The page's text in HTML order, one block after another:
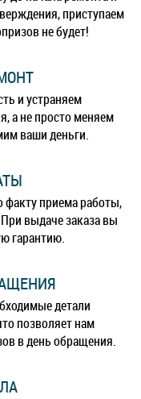
приступаем
не будет!
и устраняем
а не просто меняем
ваши деньги.
факту приема работы,
выдаче заказа вы
гарантию.
детали
позволяет нам
в день обращения.